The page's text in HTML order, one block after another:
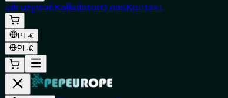
Jak używaćKalkulatorO nasKontakt
PL·€
PL·€